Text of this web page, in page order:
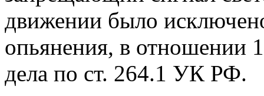
движении было
опьянения, в отношении
дела по ст. 264.1 УК РФ.